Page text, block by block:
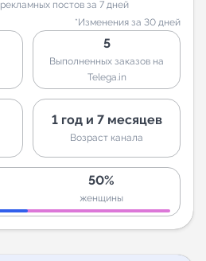
рекламных постов за 7 дней
*Изменения за 30 дней
5
Выполненных заказов на
Telega.in
1 год и 7 месяцев
Возраст канала
50%
женщины